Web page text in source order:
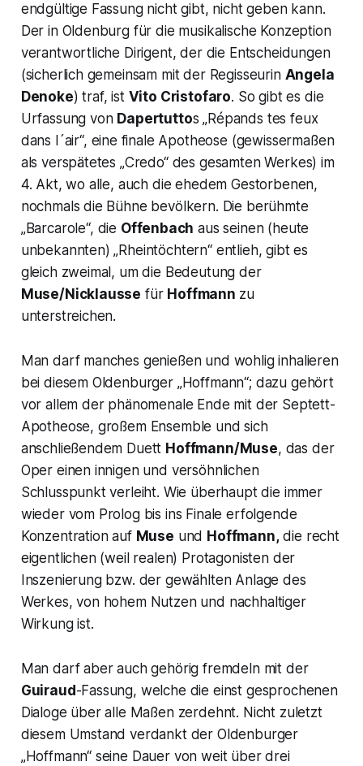
endgültige Fassung nicht gibt, nicht geben kann.
Der in Oldenburg für die musikalische Konzeption
verantwortliche Dirigent, der die Entscheidungen
(sicherlich gemeinsam mit der Regisseurin Angela
Denoke) traf, ist Vito Cristofaro. So gibt es die
Urfassung von Dapertuttos „Répands tes feux
dans l´air“, eine finale Apotheose (gewissermaßen
als verspätetes „Credo“ des gesamten Werkes) im
4. Akt, wo alle, auch die ehedem Gestorbenen,
nochmals die Bühne bevölkern. Die berühmte
„Barcarole“, die Offenbach aus seinen (heute
unbekannten) „Rheintöchtern“ entlieh, gibt es
gleich zweimal, um die Bedeutung der
Muse/Nicklausse für Hoffmann zu
unterstreichen.
Man darf manches genießen und wohlig inhalieren
bei diesem Oldenburger „Hoffmann“; dazu gehört
vor allem der phänomenale Ende mit der Septett-
Apotheose, großem Ensemble und sich
anschließendem Duett Hoffmann/Muse, das der
Oper einen innigen und versöhnlichen
Schlusspunkt verleiht. Wie überhaupt die immer
wieder vom Prolog bis ins Finale erfolgende
Konzentration auf Muse und Hoffmann,die recht
eigentlichen (weil realen) Protagonisten der
Inszenierung bzw. der gewählten Anlage des
Werkes, von hohem Nutzen und nachhaltiger
Wirkung ist.
Man darf aber auch gehörig fremdeln mit der
Guiraud -Fassung, welche die einst gesprochenen
Dialoge über alle Maßen zerdehnt. Nicht zuletzt
diesem Umstand verdankt der Oldenburger
„Hoffmann“ seine Dauer von weit über drei